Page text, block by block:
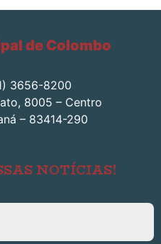
de Colombo
3656-8200
8005 – Centro
– 83414-290
NOTÍCIAS!